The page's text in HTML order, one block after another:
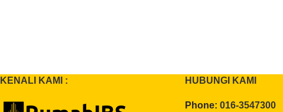
KENALI KAMI : HUBUNGI KAMI
Phone: 016-3547300